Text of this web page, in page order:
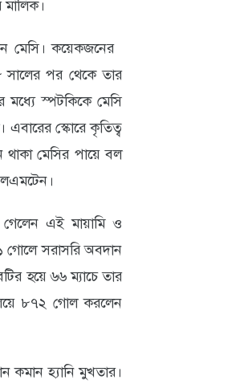
মেসি। কয়েকজনের
সালের পর থেকে তার
স্পটকিকে মেসি
এবারের স্কোরে কৃতিত্ব
থাকা মেসির পায়ে বল
এই মায়ামি ও
গোলে সরাসরি অবদান
হয়ে ৬৬ ম্যাচে তার
৮৭২ গোল করলেন
কমান হ্যানি মুখতার।